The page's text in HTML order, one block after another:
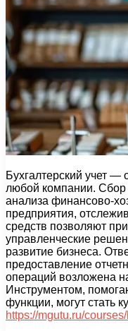
Бухгалтерский учет
любой компании. Сбор
анализа финансово-
предприятия,
средств позволяют
управленческие
развитие бизнеса.
предоставление
операций возложена
Инструментом,
функции, могут стать
https://mgutu.ru/